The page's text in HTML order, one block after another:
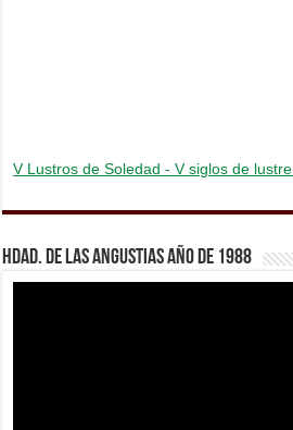
V Lustros de Soledad - V siglos de lustre
Hdad. de Las Angustias año de 1988